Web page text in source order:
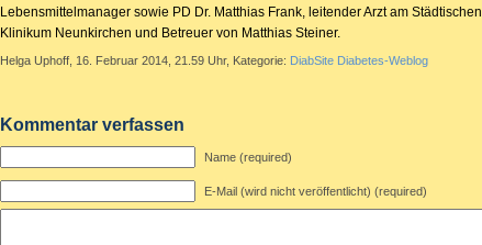
Lebensmittelmanager sowie PD Dr. Matthias Frank, leitender Arzt am Städtischen
Klinikum Neunkirchen und Betreuer von Matthias Steiner.
Helga Uphoff, 16. Februar 2014, 21.59 Uhr, Kategorie: DiabSite Diabetes-Weblog
Kommentar verfassen
Name (required)
E-Mail (wird nicht veröffentlicht) (required)